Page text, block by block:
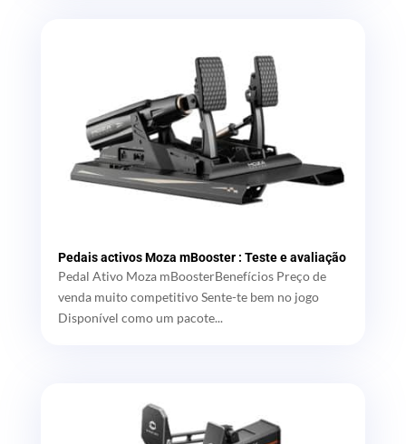
Pedais activos Moza mBooster : Teste e avaliação
Pedal Ativo Moza mBoosterBenefícios Preço de
venda muito competitivo Sente-te bem no jogo
Disponível como um pacote...